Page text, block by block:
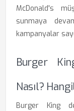
McDonald's
sunmaya
kampanyalar
Burger
Nasıl?
Burger King